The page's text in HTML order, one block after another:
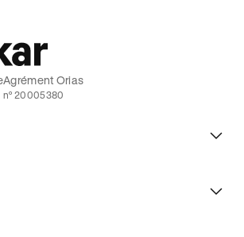
Agrément Orias
n° 20005380